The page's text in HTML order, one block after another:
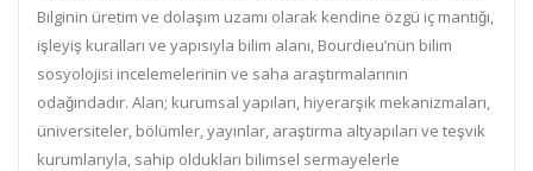
Bilginin üretim ve dolaşım uzamı olarak kendine özgü iç mantığı,
işleyiş kuralları ve yapısıyla bilim alanı, Bourdieu’nün bilim
sosyolojisi incelemelerinin ve saha araştırmalarının
odağındadır. Alan; kurumsal yapıları, hiyerarşik mekanizmaları,
üniversiteler, bölümler, yayınlar, araştırma altyapıları ve teşvik
kurumlarıyla, sahip oldukları bilimsel sermayelerle